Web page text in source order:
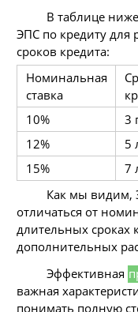
В таблице
ЭПС по кредиту для
сроков кредита:
Номинальная
ставка
10% 3
12%
5
15%
7
Как мы видим,
отличаться от
длительных сроках
дополнительных
Эффективная
важная
понимать полную